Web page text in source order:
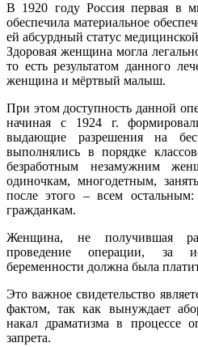
В 1920 году Россия первая в
обеспечила материальное
ей абсурдный статус
Здоровая женщина могла
то есть результатом данного
женщина и мёртвый малыш.
При этом доступность данной
начиная с 1924 г.
выдающие разрешения на
выполнялись в порядке
безработным незамужним
одиночкам, многодетным,
после этого – всем
гражданкам.
Женщина, не получившая
проведение операции, за
беременности должна была
Это важное свидетельство
фактом, так как вынуждает
накал драматизма в процессе
запрета.